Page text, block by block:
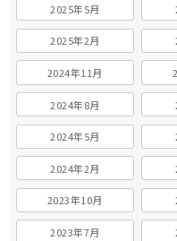
2025年5月
2025年2月
2024年11月
2024年8月
2024年5月
2024年2月
2023年10月
2023年7月